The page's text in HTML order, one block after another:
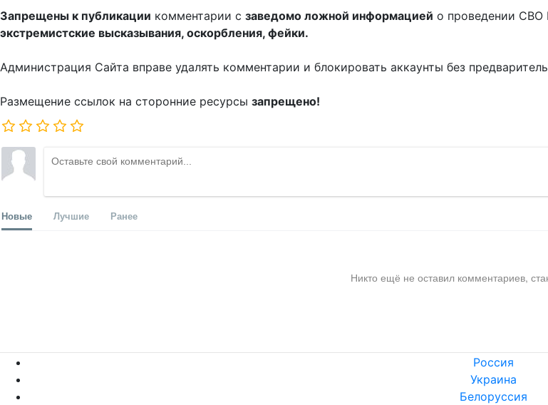
Запрещены к публикации комментарии с заведомо ложной информацией о проведении СВО
экстремистские высказывания, оскорбления, фейки.
Администрация Сайта вправе удалять комментарии и блокировать аккаунты без
Размещение ссылок на сторонние ресурсы запрещено!
Новые Лучшие Ранее
Никто ещё не оставил комментариев,
Россия
Украина
Белоруссия